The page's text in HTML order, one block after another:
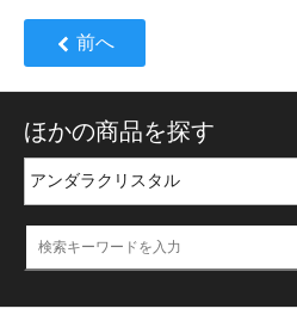
前へ
ほかの商品を探す